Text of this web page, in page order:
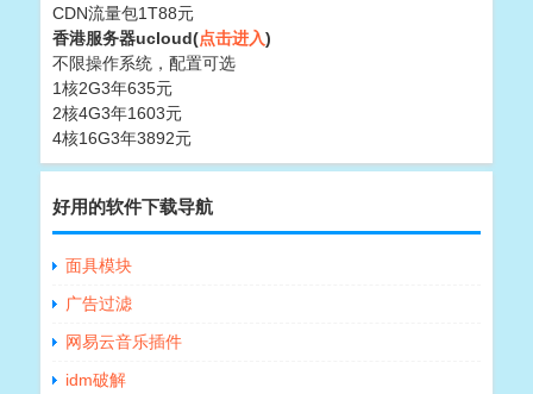
CDN流量包1T88元
香港服务器ucloud(点击进入)
不限操作系统，配置可选
1核2G3年635元
2核4G3年1603元
4核16G3年3892元
好用的软件下载导航
面具模块
广告过滤
网易云音乐插件
idm破解